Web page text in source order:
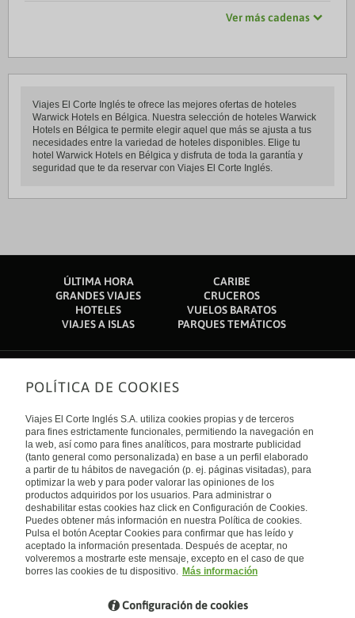
Ver más cadenas
Viajes El Corte Inglés te ofrece las mejores ofertas de hoteles
Warwick Hotels en Bélgica. Nuestra selección de hoteles Warwick
Hotels en Bélgica te permite elegir aquel que más se ajusta a tus
necesidades entre la variedad de hoteles disponibles. Elige tu
hotel Warwick Hotels en Bélgica y disfruta de toda la garantía y
seguridad que te da reservar con Viajes El Corte Inglés.
ÚLTIMA HORA
CARIBE
GRANDES VIAJES
CRUCEROS
HOTELES
VUELOS BARATOS
VIAJES A ISLAS
PARQUES TEMÁTICOS
Sobre nosotros
Quiénes somos
Financiación
Sostenibilidad
Turismo accesible
Tarjeta El Corte Inglés
Trabaja con nosotros
El Corte Inglés
Canal Ético
Enlaces de interés
Guías de viaje
Catálogos
Auto check-in
Condiciones Generales
Política de privacidad
Política de cookies
Accesibilidad
Empresas/ Grupos
Internacional
España
Visita nuestro blog
Blog de Viajes el Corte inglés
POLÍTICA DE COOKIES
Viajes El Corte Inglés S.A. utiliza cookies propias y de terceros
para fines estrictamente funcionales, permitiendo la navegación en
la web, así como para fines analíticos, para mostrarte publicidad
(tanto general como personalizada) en base a un perfil elaborado
a partir de tu hábitos de navegación (p. ej. páginas visitadas), para
optimizar la web y para poder valorar las opiniones de los
productos adquiridos por los usuarios. Para administrar o
deshabilitar estas cookies haz click en Configuración de Cookies.
Puedes obtener más información en nuestra Política de cookies.
Pulsa el botón Aceptar Cookies para confirmar que has leído y
aceptado la información presentada. Después de aceptar, no
volveremos a mostrarte este mensaje, excepto en el caso de que
borres las cookies de tu dispositivo. Más información
Configuración de cookies